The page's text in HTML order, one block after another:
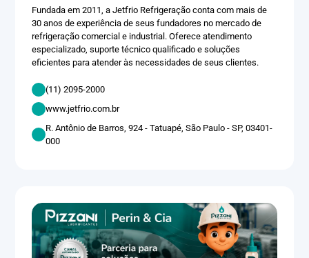
Fundada em 2011, a Jetfrio Refrigeração conta com mais de
30 anos de experiência de seus fundadores no mercado de
refrigeração comercial e industrial. Oferece atendimento
especializado, suporte técnico qualificado e soluções
eficientes para atender às necessidades de seus clientes.
(11) 2095-2000
www.jetfrio.com.br
R. Antônio de Barros, 924 - Tatuapé, São Paulo - SP, 03401-
000